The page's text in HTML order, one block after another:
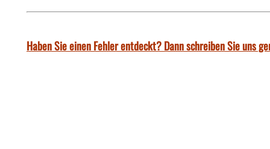
Haben Sie einen Fehler entdeckt? Dann schreiben Sie uns